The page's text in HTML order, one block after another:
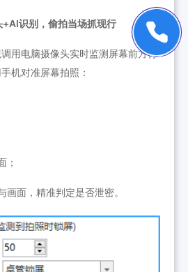
识别，偷拍当场抓现行
用电脑摄像头实时监测屏幕前方行
机对准屏幕拍照：
；
画面，精准判定是否泄密。